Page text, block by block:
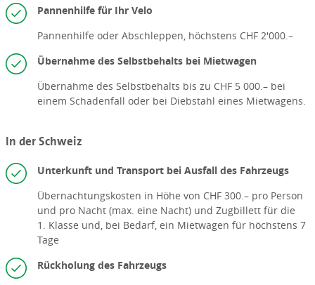
Pannenhilfe für Ihr Velo
Pannenhilfe oder Abschleppen, höchstens CHF 2'000.–
Übernahme des Selbstbehalts bei Mietwagen
Übernahme des Selbstbehalts bis zu CHF 5 000.– bei
einem Schadenfall oder bei Diebstahl eines Mietwagens.
In der Schweiz
Unterkunft und Transport bei Ausfall des Fahrzeugs
Übernachtungskosten in Höhe von CHF 300.– pro Person
und pro Nacht (max. eine Nacht) und Zugbillett für die
1. Klasse und, bei Bedarf, ein Mietwagen für höchstens 7
Tage
Rückholung des Fahrzeugs